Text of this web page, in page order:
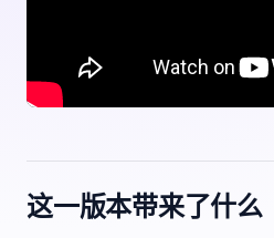
这一版本带来了什么